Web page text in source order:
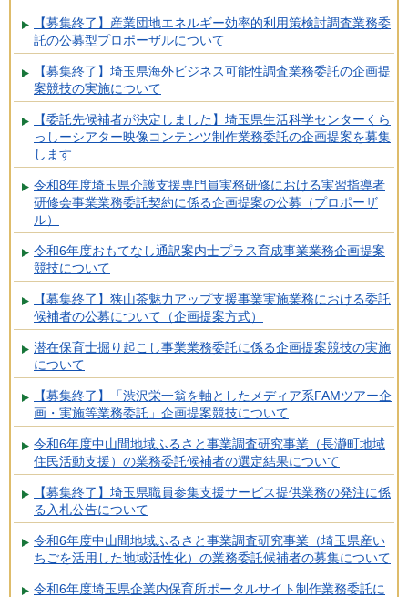
【募集終了】産業団地エネルギー効率的利用策検討調査業務委
託の公募型プロポーザルについて
【募集終了】埼玉県海外ビジネス可能性調査業務委託の企画提
案競技の実施について
【委託先候補者が決定しました】埼玉県生活科学センターくら
っしーシアター映像コンテンツ制作業務委託の企画提案を募集
します
令和8年度埼玉県介護支援専門員実務研修における実習指導者
研修会事業業務委託契約に係る企画提案の公募（プロポーザ
ル）
令和6年度おもてなし通訳案内士プラス育成事業業務企画提案
競技について
【募集終了】狭山茶魅力アップ支援事業実施業務における委託
候補者の公募について（企画提案方式）
潜在保育士掘り起こし事業業務委託に係る企画提案競技の実施
について
【募集終了】「渋沢栄一翁を軸としたメディア系FAMツアー企
画・実施等業務委託」企画提案競技について
令和6年度中山間地域ふるさと事業調査研究事業（長瀞町地域
住民活動支援）の業務委託候補者の選定結果について
【募集終了】埼玉県職員参集支援サービス提供業務の発注に係
る入札公告について
令和6年度中山間地域ふるさと事業調査研究事業（埼玉県産い
ちごを活用した地域活性化）の業務委託候補者の募集について
令和6年度埼玉県企業内保育所ポータルサイト制作業務委託に